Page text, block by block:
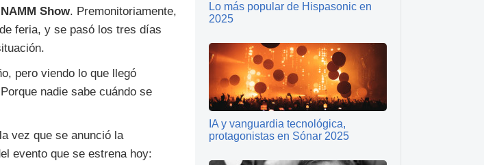
NAMM Show. Premonitoriamente,
feria, y se pasó los tres días
pero viendo lo que llegó
nadie sabe cuándo se
vez que se anunció la
evento que se estrena hoy:
Lo más popular de Hispasonic en
2025
IA y vanguardia tecnológica,
protagonistas en Sónar 2025